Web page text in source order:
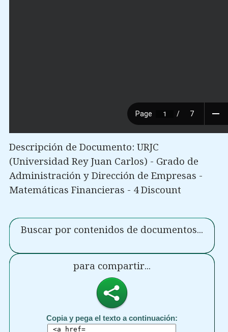
Descripción de Documento: URJC
(Universidad Rey Juan Carlos) - Grado de
Administración y Dirección de Empresas -
Matemáticas Financieras - 4 Discount
Buscar por contenidos de documentos...
para compartir...
Copia y pega el texto a continuación: